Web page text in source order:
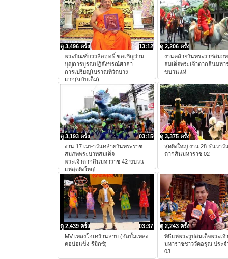
13:12
ดู 3,496 ครั้ง
พระบิณฑ์บรรลือฤทธิ์ ขอเชิญร่วม
บุญการบูรณปฏิสังขรณ์ศาลา
การเปรียญโบราณที่วัดบาง
แวก(ฉบับเต็ม)
ดู 2,206 ครั้ง
งานคล้ายวันพระราชสมภ
สมเด็จพระเจ้าตากสินมหา
ขบวนแห่
03:15
ดู 3,193 ครั้ง
งาน 17 เมษาวันคล้ายวันพระราช
สมภพพระบาทสมเด็จ
พระเจ้าตากสินมหาราช 42 ขบวน
แห่สุดยิ่งใหญ่
ดู 3,375 ครั้ง
สุดยิ่งใหญ่ งาน 28 ธันวาวั
ตากสินมหาราช 02
03:37
ดู 2,439 ครั้ง
MV เพลงโอเคร้านลาบ (อัลบั้มเพลง
คอบ่อแข็ง-รีมิกซ์)
ดู 2,243 ครั้ง
พิธีแห่พระรูปสมเด็จพระเจ้
มหาราชชาววัดอรุณ ประจ
03